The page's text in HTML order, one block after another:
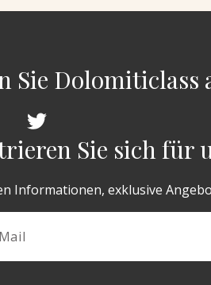
Sie Dolomiticlass
Sie sich für
Informationen, exklusive